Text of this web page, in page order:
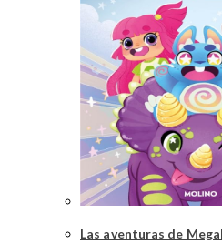
Las aventuras de